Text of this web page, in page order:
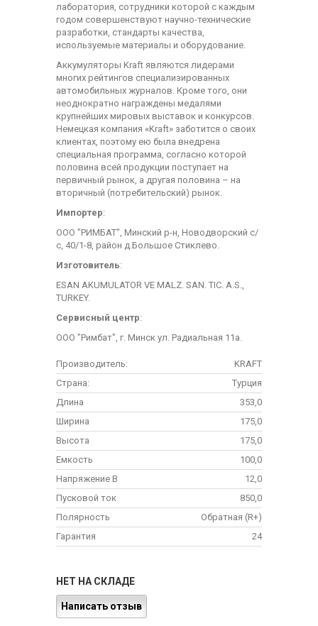
лаборатория, сотрудники которой с каждым
годом совершенствуют научно-технические
разработки, стандарты качества,
используемые материалы и оборудование.
Аккумуляторы Kraft являются лидерами
многих рейтингов специализированных
автомобильных журналов. Кроме того, они
неоднократно награждены медалями
крупнейших мировых выставок и конкурсов.
Немецкая компания «Kraft» заботится о своих
клиентах, поэтому ею была внедрена
специальная программа, согласно которой
половина всей продукции поступает на
первичный рынок, а другая половина – на
вторичный (потребительский) рынок.
Импортер:
ООО "РИМБАТ", Минский р-н, Новодворский с/
с, 40/1-8, район д.Большое Стиклево.
Изготовитель:
ESAN AKUMULATOR VE MALZ. SAN. TIC. A.S.,
TURKEY.
Сервисный центр:
ООО "Римбат", г. Минск ул. Радиальная 11а.
Производитель:
KRAFT
Страна:
Турция
Длина
353,0
Ширина
175,0
Высота
175,0
Емкость
100,0
Напряжение В
12,0
Пусковой ток
850,0
Полярность
Обратная (R+)
Гарантия
24
НЕТ НА СКЛАДЕ
Написать отзыв